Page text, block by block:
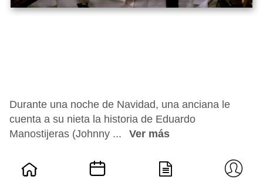
Durante una noche de Navidad, una anciana le
cuenta a su nieta la historia de Eduardo
Manostijeras (Johnny ...
Ver más